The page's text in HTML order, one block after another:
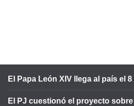
El Papa León XIV llega al país el
El PJ cuestionó el proyecto